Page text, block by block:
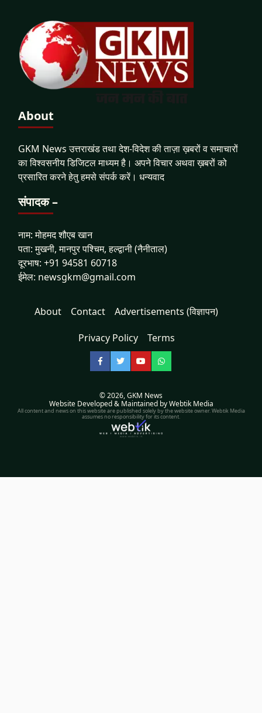
About
GKM News उत्तराखंड तथा देश-विदेश की ताज़ा ख़बरों व समाचारों
का विश्वसनीय डिजिटल माध्यम है। अपने विचार अथवा ख़बरों को
प्रसारित करने हेतु हमसे संपर्क करें। धन्यवाद
संपादक –
नाम: मोहमद शौएब खान
पता: मुखनी, मानपुर पश्चिम, हल्द्वानी (नैनीताल)
दूरभाष: +91 94581 60718
ईमेल: newsgkm@gmail.com
About Contact Advertisements (विज्ञापन)
Privacy Policy Terms
Facebook
TwitterYouTubeWhatsApp
© 2026,GKM News
Website Developed & Maintained by Webtik Media
All content and news on this website are published solely by the website owner. Webtik Media
assumes no responsibility for its content.